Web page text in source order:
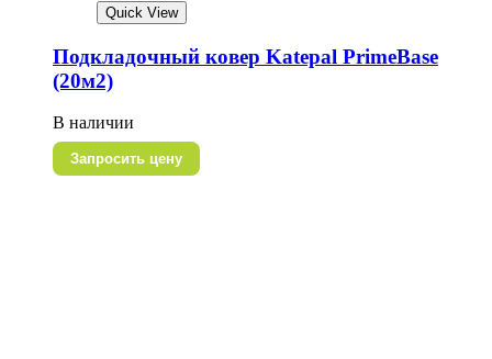
Quick View
Подкладочный ковер Katepal PrimeBase
(20м2)
В наличии
Запросить цену